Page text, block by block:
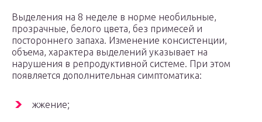
Выделения на 8 неделе в норме необильные,
прозрачные, белого цвета, без примесей и
постороннего запаха. Изменение консистенции,
объема, характера выделений указывает на
нарушения в репродуктивной системе. При этом
появляется дополнительная симптоматика:
жжение;